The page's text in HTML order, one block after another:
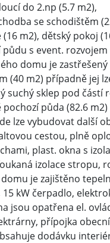
do 2.np (5.7 m2),
se schodištěm
(16 m2), dětský pokoj
s event.
domu je
(40 m2) případně jej
suchý sklep pod částí
půda (82.6
lze vybudovat další
cestou, plně
plast. okna s
izolace stropu,
je zajištěno
15 kW čerpadlo,
jsou opatřena el.
přípojka
dodávku